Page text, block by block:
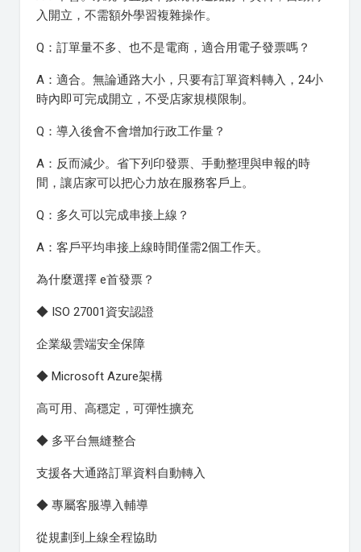
入開立，不需額外學習複雜操作。
Q：訂單量不多、也不是電商，適合用電子發票嗎？
A：適合。無論通路大小，只要有訂單資料轉入，24小
時內即可完成開立，不受店家規模限制。
Q：導入後會不會增加行政工作量？
A：反而減少。省下列印發票、手動整理與申報的時
間，讓店家可以把心力放在服務客戶上。
Q：多久可以完成串接上線？
A：客戶平均串接上線時間僅需2個工作天。
為什麼選擇 e首發票？
◆ ISO 27001資安認證
企業級雲端安全保障
◆ Microsoft Azure架構
高可用、高穩定，可彈性擴充
◆ 多平台無縫整合
支援各大通路訂單資料自動轉入
◆ 專屬客服導入輔導
從規劃到上線全程協助